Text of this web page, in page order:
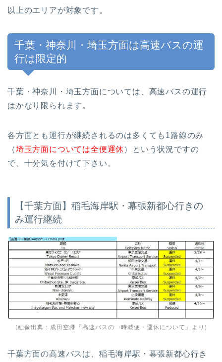
以上のエリアが対象です。
千葉・神奈川・埼玉方面は高速バスの運
行は限定的
千葉・神奈川・埼玉方面については、高速バスの運行
はかなり限られます。
各方面とも運行が継続されるのは多くても1路線のみ
（埼玉方面については全便運休）という状況ですの
で、十分気を付けて下さい。
【千葉方面】稲毛海岸駅・幕張新都心行きの
み運行継続
(画像出典： 成田空港『高速バスの一時減便・運休について』 より)
千葉方面の高速バスは、稲毛海岸駅・幕張新都心行き